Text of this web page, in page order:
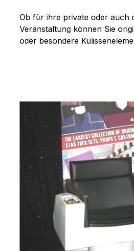
Ob für ihre private oder auch
Veranstaltung können Sie
oder besondere